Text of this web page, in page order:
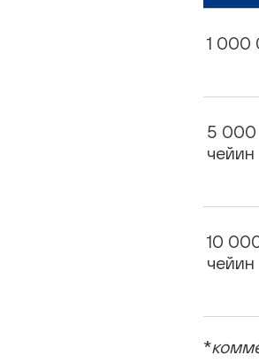
1 000
5 000
чейин
10
чейин
*